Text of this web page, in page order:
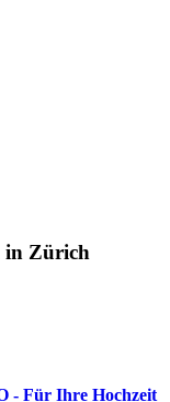
in Zürich
- Für Ihre Hochzeit